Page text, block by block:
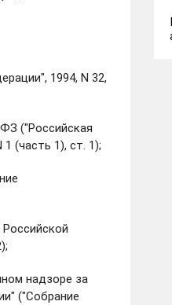
1994, N 32,
("Российская
(часть 1), ст. 1);
надзоре за
("Собрание